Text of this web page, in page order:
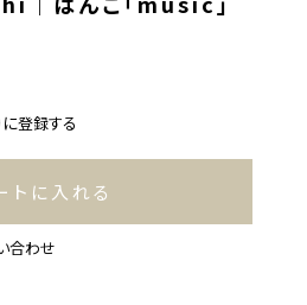
登録する
トに入れる
合わせ